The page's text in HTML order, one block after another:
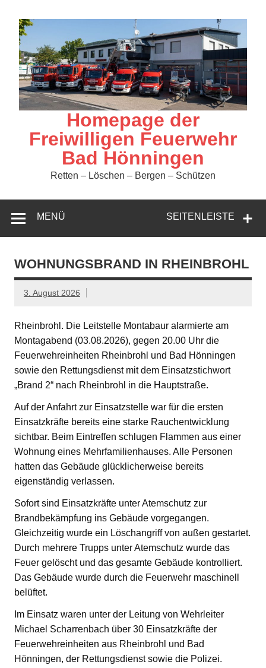
springen
Homepage der
Freiwilligen Feuerwehr
Bad Hönningen
Retten – Löschen – Bergen – Schützen
SEITENLEISTE
MENÜ
WOHNUNGSBRAND IN RHEINBROHL
3. August 2026
Rheinbrohl. Die Leitstelle Montabaur alarmierte am
Montagabend (03.08.2026), gegen 20.00 Uhr die
Feuerwehreinheiten Rheinbrohl und Bad Hönningen
sowie den Rettungsdienst mit dem Einsatzstichwort
„Brand 2“ nach Rheinbrohl in die Hauptstraße.
Auf der Anfahrt zur Einsatzstelle war für die ersten
Einsatzkräfte bereits eine starke Rauchentwicklung
sichtbar. Beim Eintreffen schlugen Flammen aus einer
Wohnung eines Mehrfamilienhauses. Alle Personen
hatten das Gebäude glücklicherweise bereits
eigenständig verlassen.
Sofort sind Einsatzkräfte unter Atemschutz zur
Brandbekämpfung ins Gebäude vorgegangen.
Gleichzeitig wurde ein Löschangriff von außen gestartet.
Durch mehrere Trupps unter Atemschutz wurde das
Feuer gelöscht und das gesamte Gebäude kontrolliert.
Das Gebäude wurde durch die Feuerwehr maschinell
belüftet.
Im Einsatz waren unter der Leitung von Wehrleiter
Michael Scharrenbach über 30 Einsatzkräfte der
Feuerwehreinheiten aus Rheinbrohl und Bad
Hönningen, der Rettungsdienst sowie die Polizei.